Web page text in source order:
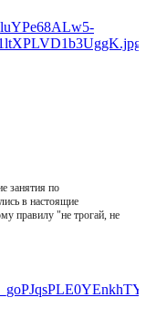
занятия по
в настоящие
правилу "не трогай, не